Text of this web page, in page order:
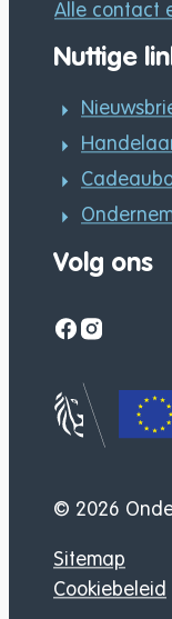
Alle contact
Nuttige
Volg ons
Facebook
Instagram
© 2026
Sitemap
Cookiebeleid